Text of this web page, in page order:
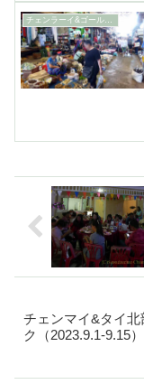
チェンマイ&タイ
ク（2023.9.1-9.15）